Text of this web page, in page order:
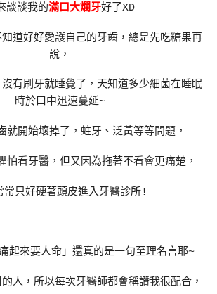
談談我的滿口大爛牙好了XD
道好好愛護自己的牙齒，總是先吃糖果再
說，
有刷牙就睡覺了，天知道多少細菌在睡眠
時於口中迅速蔓延~
就開始壞掉了，蛀牙、泛黃等等問題，
怕看牙醫，但又因為拖著不看會更痛楚，
常只好硬著頭皮進入牙醫診所!
起來要人命」還真的是一句至理名言耶~
人，所以每次牙醫師都會稱讚我很配合，